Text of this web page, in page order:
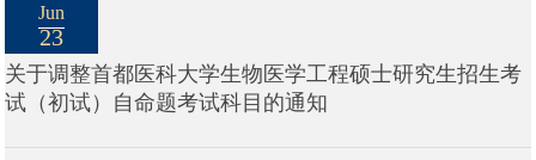
Jun
23
关于调整首都医科大学生物医学工程硕士研究生招生考
试（初试）自命题考试科目的通知